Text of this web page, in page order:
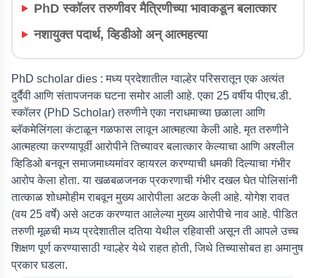
PhD स्कॉलर तरुणीवर मैत्रिणीच्या भावाकडून बलात्कार
नशायुक्त पदार्थ, व्हिडीओ अन् आत्महत्या
PhD scholar dies :मध्य प्रदेशातील ग्वाल्हेर परिसरातून एक अत्यंत
दुर्दैवी आणि संतापजनक घटना समोर आली आहे. एका 25 वर्षीय पीएच.डी.
स्कॉलर (PhD Scholar) तरुणीने एका नराधमाच्या छळाला आणि
ब्लॅकमेलिंगला कंटाळून गळफास लावून आत्महत्या केली आहे. मृत तरुणीने
आत्महत्या करण्यापूर्वी आरोपीने तिच्यावर बलात्कार केल्याचा आणि अश्लील
व्हिडिओ बनवून समाजमाध्यमांवर व्हायरल करण्याची धमकी दिल्याचा गंभीर
आरोप केला होता. या खळबळजनक प्रकरणाची गंभीर दखल घेत पोलिसांनी
तात्काळ शोधमोहीम राबवून मुख्य आरोपीला अटक केली आहे. योगेश रावत
(वय 25 वर्षे) असे अटक करण्यात आलेल्या मुख्य आरोपीचे नाव आहे. पीडित
तरुणी मूळची मध्य प्रदेशातील दतिया येथील रहिवासी असून ती आपले उच्च
शिक्षण पूर्ण करण्यासाठी ग्वाल्हेर येथे राहत होती, जिथे तिच्यासोबत हा अमानुष
प्रकार घडला.